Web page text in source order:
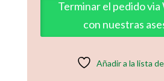
PiccoloTerminar el pedido
con nuestras
Añadir a la lista